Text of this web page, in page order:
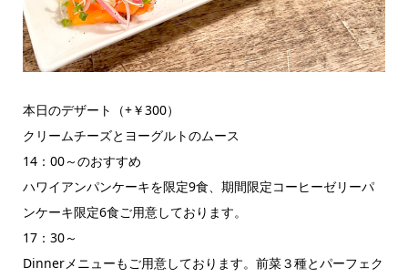
本日のデザート（+￥300）
クリームチーズとヨーグルトのムース
14：00～のおすすめ
ハワイアンパンケーキを限定9食、期間限定コーヒーゼリーパ
ンケーキ限定6食ご用意しております。
17：30～
Dinnerメニューもご用意しております。前菜３種とパーフェク